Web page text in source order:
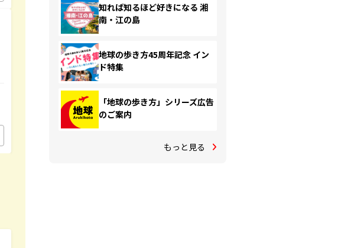
知れば知るほど好きになる 湘
南・江の島
地球の歩き方45周年記念 イン
ド特集
「地球の歩き方」シリーズ広告
のご案内
もっと見る